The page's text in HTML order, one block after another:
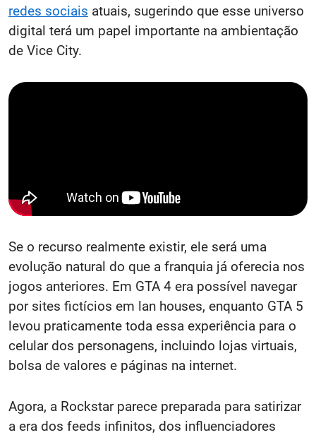
redes sociais atuais, sugerindo que esse universo
digital terá um papel importante na ambientação
de Vice City.
Se o recurso realmente existir, ele será uma
evolução natural do que a franquia já oferecia nos
jogos anteriores. Em GTA 4 era possível navegar
por sites fictícios em lan houses, enquanto GTA 5
levou praticamente toda essa experiência para o
celular dos personagens, incluindo lojas virtuais,
bolsa de valores e páginas na internet.
Agora, a Rockstar parece preparada para satirizar
a era dos feeds infinitos, dos influenciadores